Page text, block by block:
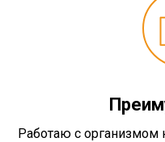
Работаю с организмом